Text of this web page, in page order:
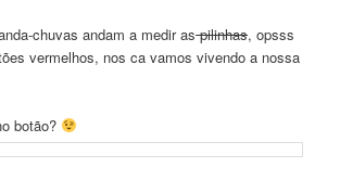
chuvas andam a medir aspilinhas, opsss
vermelhos, nos ca vamos vivendo a nossa
botão?